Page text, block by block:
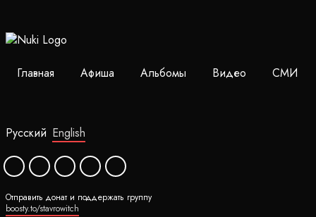
Главная Афиша Альбомы Видео СМИ
Русский English
Отправить донат и поддержать группу
boosty.to/stavrowitch